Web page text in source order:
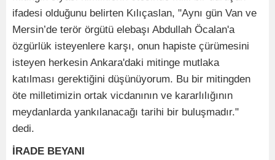
ifadesi olduğunu belirten Kılıçaslan, "Aynı gün Van ve
Mersin’de terör örgütü elebaşı Abdullah Öcalan'a
özgürlük isteyenlere karşı, onun hapiste çürümesini
isteyen herkesin Ankara'daki mitinge mutlaka
katılması gerektiğini düşünüyorum. Bu bir mitingden
öte milletimizin ortak vicdanının ve kararlılığının
meydanlarda yankılanacağı tarihi bir buluşmadır."
dedi.
İRADE BEYANI